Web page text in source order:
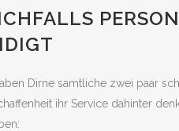
Dirne samtliche zwei paar
ihr Service dahinter